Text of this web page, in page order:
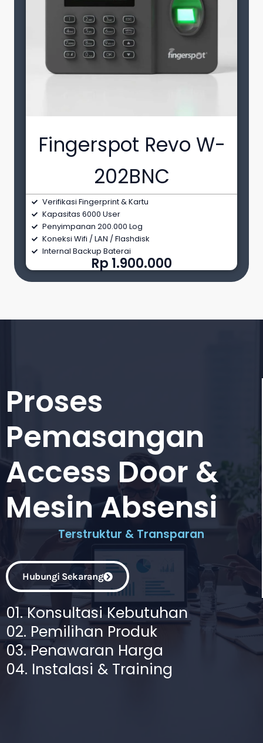
Fingerspot Revo W-
202BNC
Verifikasi Fingerprint & Kartu
Kapasitas 6000 User
Penyimpanan 200.000 Log
Koneksi Wifi / LAN / Flashdisk
Internal Backup Baterai
Rp 1.900.000
Proses
Pemasangan
Access Door &
Mesin Absensi
Terstruktur & Transparan
Hubungi Sekarang
01. Konsultasi Kebutuhan
02. Pemilihan Produk
03. Penawaran Harga
04. Instalasi & Training